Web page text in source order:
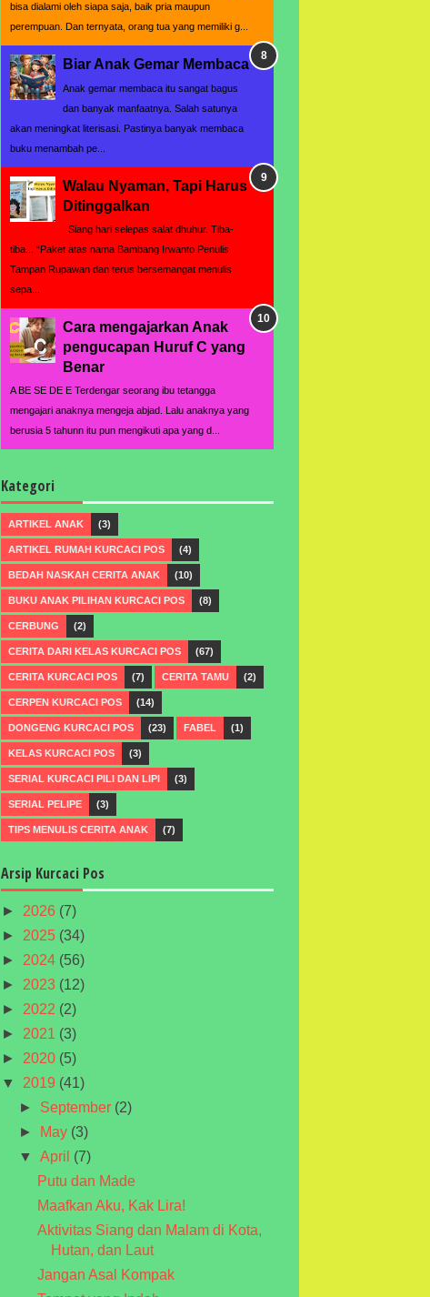
bisa dialami oleh siapa saja, baik pria maupun
perempuan. Dan ternyata, orang tua yang memiliki g...
Biar Anak Gemar Membaca
Anak gemar membaca itu sangat bagus
dan banyak manfaatnya. Salah satunya
akan meningkat literisasi. Pastinya banyak membaca
buku menambah pe...
Walau Nyaman, Tapi Harus
Ditinggalkan
Siang hari selepas salat dhuhur. Tiba-
tiba... “Paket atas nama Bambang Irwanto Penulis
Tampan Rupawan dan terus bersemangat menulis
sepa...
Cara mengajarkan Anak
pengucapan Huruf C yang
Benar
A BE SE DE E Terdengar seorang ibu tetangga
mengajari anaknya mengeja abjad. Lalu anaknya yang
berusia 5 tahunn itu pun mengikuti apa yang d...
Kategori
ARTIKEL ANAK (3)
ARTIKEL RUMAH KURCACI POS (4)
BEDAH NASKAH CERITA ANAK (10)
BUKU ANAK PILIHAN KURCACI POS (8)
CERBUNG (2)
CERITA DARI KELAS KURCACI POS (67)
CERITA KURCACI POS (7) CERITA TAMU (2)
CERPEN KURCACI POS (14)
DONGENG KURCACI POS (23) FABEL (1)
KELAS KURCACI POS (3)
SERIAL KURCACI PILI DAN LIPI (3)
SERIAL PELIPE (3)
TIPS MENULIS CERITA ANAK (7)
Arsip Kurcaci Pos
► 2026 (7)
► 2025 (34)
► 2024 (56)
► 2023 (12)
► 2022 (2)
► 2021 (3)
► 2020 (5)
▼ 2019 (41)
► September (2)
►
May (3)
▼April (7)
Putu dan Made
Maafkan Aku, Kak Lira!
Aktivitas Siang dan Malam di Kota,
Hutan, dan Laut
Jangan Asal Kompak